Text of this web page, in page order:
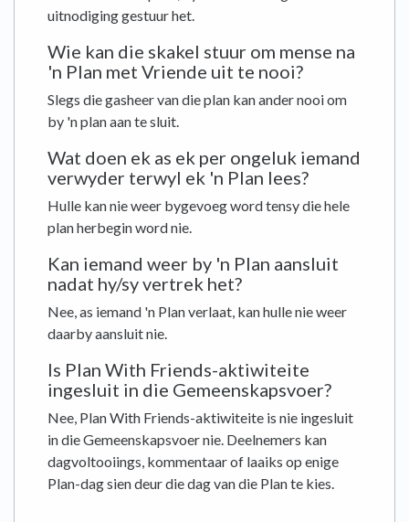
uitnodiging gestuur het.
Wie kan die skakel stuur om mense na
'n Plan met Vriende uit te nooi?
Slegs die gasheer van die plan kan ander nooi om
by 'n plan aan te sluit.
Wat doen ek as ek per ongeluk iemand
verwyder terwyl ek 'n Plan lees?
Hulle kan nie weer bygevoeg word tensy die hele
plan herbegin word nie.
Kan iemand weer by 'n Plan aansluit
nadat hy/sy vertrek het?
Nee, as iemand 'n Plan verlaat, kan hulle nie weer
daarby aansluit nie.
Is Plan With Friends-aktiwiteite
ingesluit in die Gemeenskapsvoer?
Nee, Plan With Friends-aktiwiteite is nie ingesluit
in die Gemeenskapsvoer nie. Deelnemers kan
dagvoltooiings, kommentaar of laaiks op enige
Plan-dag sien deur die dag van die Plan te kies.